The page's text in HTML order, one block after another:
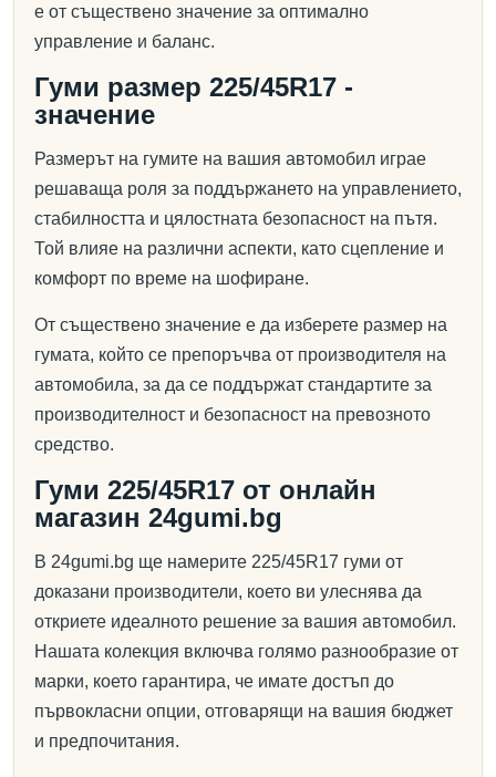
е от съществено значение за оптимално
управление и баланс.
Гуми размер 225/45R17 -
значение
Размерът на гумите на вашия автомобил играе
решаваща роля за поддържането на управлението,
стабилността и цялостната безопасност на пътя.
Той влияе на различни аспекти, като сцепление и
комфорт по време на шофиране.
От съществено значение е да изберете размер на
гумата, който се препоръчва от производителя на
автомобила, за да се поддържат стандартите за
производителност и безопасност на превозното
средство.
Гуми 225/45R17 от онлайн
магазин 24gumi.bg
В 24gumi.bg ще намерите 225/45R17 гуми от
доказани производители, което ви улеснява да
откриете идеалното решение за вашия автомобил.
Нашата колекция включва голямо разнообразие от
марки, което гарантира, че имате достъп до
първокласни опции, отговарящи на вашия бюджет
и предпочитания.